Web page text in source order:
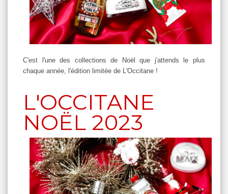
C'est l'une des collections de Noël que j'attends le plus
chaque année, l'édition limitée de L'Occitane !
L'OCCITANE
NOËL 2023